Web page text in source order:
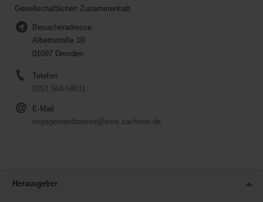
Gesellschaftlichen Zusammenhalt
Besucheradresse:
Albertstraße 10
01097 Dresden
Telefon:
0351 564-58611
E-Mail
engagementboerse@sms.sachsen.de
Herausgeber